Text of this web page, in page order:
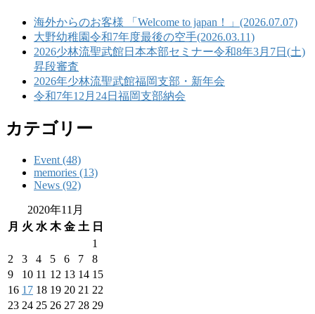
海外からのお客様 「Welcome to japan！」(2026.07.07)
大野幼稚園令和7年度最後の空手(2026.03.11)
2026少林流聖武館日本本部セミナー令和8年3月7日(土)
昇段審査
2026年少林流聖武館福岡支部・新年会
令和7年12月24日福岡支部納会
カテゴリー
Event (48)
memories (13)
News (92)
2020年11月
月 火 水 木 金 土 日
1
2
3 4 5 6 7
8
9
10 11 12 13 14 15
16 17 18 19 20 21 22
23 24 25 26 27 28 29